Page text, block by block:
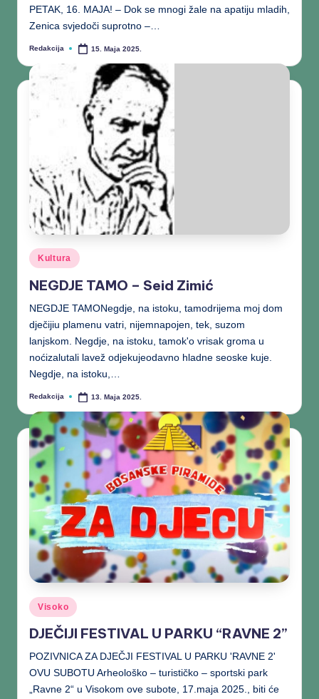
PETAK, 16. MAJA! – Dok se mnogi žale na apatiju mladih,
Zenica svjedoči suprotno –…
Redakcija 15. Maja 2025.
Kultura
NEGDJE TAMO – Seid Zimić
NEGDJE TAMONegdje, na istoku, tamodrijema moj dom
dječijiu plamenu vatri, nijemnapojen, tek, suzom
lanjskom. Negdje, na istoku, tamok'o vrisak groma u
noćizalutali lavež odjekujeodavno hladne seoske kuje.
Negdje, na istoku,…
Redakcija 13. Maja 2025.
Visoko
DJEČIJI FESTIVAL U PARKU “RAVNE 2”
POZIVNICA ZA DJEČJI FESTIVAL U PARKU 'RAVNE 2'
OVU SUBOTU Arheološko – turističko – sportski park
„Ravne 2“ u Visokom ove subote, 17.maja 2025., biti će